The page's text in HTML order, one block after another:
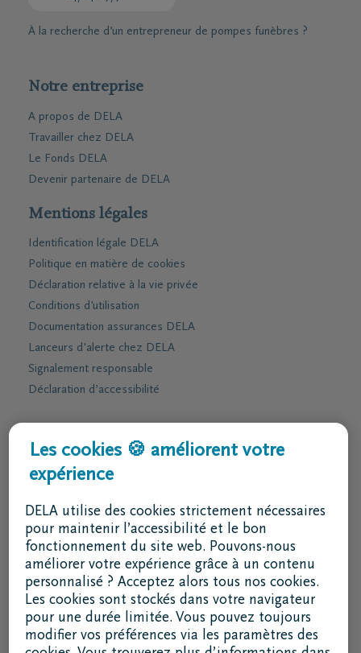
À la recherche d’un entrepreneur de pompes funèbres ?
Notre entreprise
A propos de DELA
Travailler chez DELA
Le Fonds DELA
Devenir partenaire de DELA
Mentions légales
Identification légale DELA
Politique en matière de cookies
Déclaration relative à la vie privée
Conditions d'utilisation
Documentation assurances DELA
Lanceurs d'alerte chez DELA
Signalement responsable
Déclaration d’accessibilité
Services & contact
J'ai une question
Je souhaite une brochure par la poste
02 800 87 87
lu - ve 8h30 - 17h
Je suis un intermédiaire
Se connecter à DELAconnect
Les cookies 🍪 améliorent votre
expérience
DELA utilise des cookies strictement nécessaires
pour maintenir l’accessibilité et le bon
fonctionnement du site web. Pouvons-nous
améliorer votre expérience grâce à un contenu
personnalisé ? Acceptez alors tous nos cookies.
Les cookies sont stockés dans votre navigateur
pour une durée limitée. Vous pouvez toujours
modifier vos préférences via les paramètres des